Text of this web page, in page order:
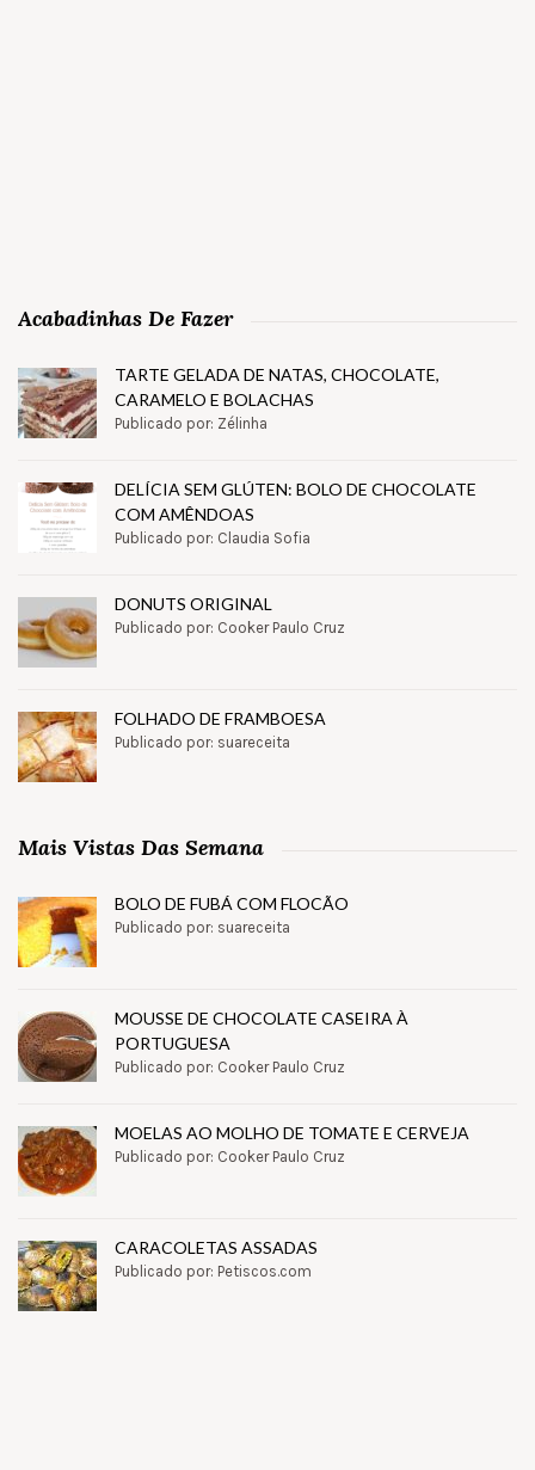
Acabadinhas De Fazer
TARTE GELADA DE NATAS, CHOCOLATE,
CARAMELO E BOLACHAS
Publicado por: Zélinha
DELÍCIA SEM GLÚTEN: BOLO DE CHOCOLATE
COM AMÊNDOAS
Publicado por: Claudia Sofia
DONUTS ORIGINAL
Publicado por: Cooker Paulo Cruz
FOLHADO DE FRAMBOESA
Publicado por: suareceita
Mais Vistas Das Semana
BOLO DE FUBÁ COM FLOCÃO
Publicado por: suareceita
MOUSSE DE CHOCOLATE CASEIRA À
PORTUGUESA
Publicado por: Cooker Paulo Cruz
MOELAS AO MOLHO DE TOMATE E CERVEJA
Publicado por: Cooker Paulo Cruz
CARACOLETAS ASSADAS
Publicado por: Petiscos.com